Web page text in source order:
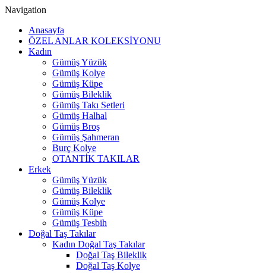
Navigation
Anasayfa
ÖZEL ANLAR KOLEKSİYONU
Kadın
Gümüş Yüzük
Gümüş Kolye
Gümüş Küpe
Gümüş Bileklik
Gümüş Takı Setleri
Gümüş Halhal
Gümüş Broş
Gümüş Şahmeran
Burç Kolye
OTANTİK TAKILAR
Erkek
Gümüş Yüzük
Gümüş Bileklik
Gümüş Kolye
Gümüş Küpe
Gümüş Tesbih
Doğal Taş Takılar
Kadın Doğal Taş Takılar
Doğal Taş Bileklik
Doğal Taş Kolye